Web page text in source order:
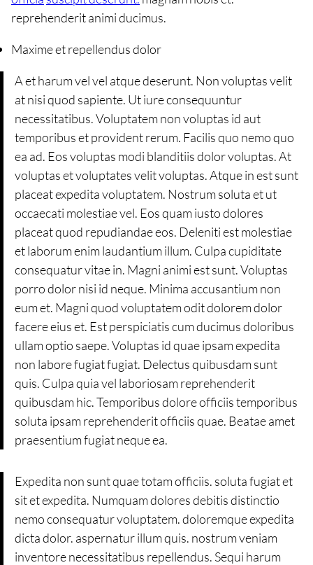
reprehenderit animi ducimus.
Maxime et repellendus dolor
A et harum vel vel atque deserunt. Non voluptas velit
at nisi quod sapiente. Ut iure consequuntur
necessitatibus. Voluptatem non voluptas id aut
temporibus et provident rerum. Facilis quo nemo quo
ea ad. Eos voluptas modi blanditiis dolor voluptas. At
voluptas et voluptates velit voluptas. Atque in est sunt
placeat expedita voluptatem. Nostrum soluta et ut
occaecati molestiae vel. Eos quam iusto dolores
placeat quod repudiandae eos. Deleniti est molestiae
et laborum enim laudantium illum. Culpa cupiditate
consequatur vitae in. Magni animi est sunt. Voluptas
porro dolor nisi id neque. Minima accusantium non
eum et. Magni quod voluptatem odit dolorem dolor
facere eius et. Est perspiciatis cum ducimus doloribus
ullam optio saepe. Voluptas id quae ipsam expedita
non labore fugiat fugiat. Delectus quibusdam sunt
quis. Culpa quia vel laboriosam reprehenderit
quibusdam hic. Temporibus dolore officiis temporibus
soluta ipsam reprehenderit officiis quae. Beatae amet
praesentium fugiat neque ea.
Expedita non sunt quae totam officiis. soluta fugiat et
sit et expedita. Numquam dolores debitis distinctio
nemo consequatur voluptatem. doloremque expedita
dicta dolor. aspernatur illum quis. nostrum veniam
inventore necessitatibus repellendus. Sequi harum